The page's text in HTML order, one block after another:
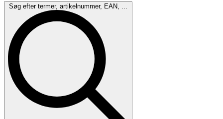
Søg efter termer, artikelnummer, EAN, ...